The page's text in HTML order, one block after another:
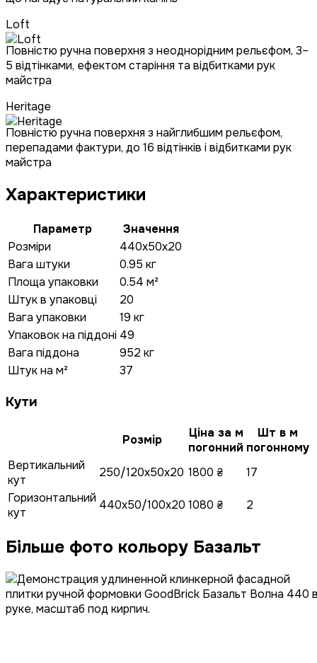
Loft
Повністю ручна поверхня з неоднорідним рельєфом, 3–
5 відтінками, ефектом старіння та відбитками рук
майстра
Heritage
Повністю ручна поверхня з найглибшим рельєфом,
перепадами фактури, до 16 відтінків і відбитками рук
майстра
Характеристики
Параметр
Значення
Розміри
440x50x20
Вага штуки
0.95 кг
Площа упаковки
0.54 м²
Штук в упаковці
20
Вага упаковки
19 кг
Упаковок на піддоні 49
Вага піддона
952 кг
Штук на м²
37
Кути
Розмір
Ціна за м
погонний
Шт в м
погонному
Вертикальний
кут
250/120x50x20 1800 ₴
17
Горизонтальний
кут
440x50/100x20 1080 ₴ 2
Більше фото кольору Базальт